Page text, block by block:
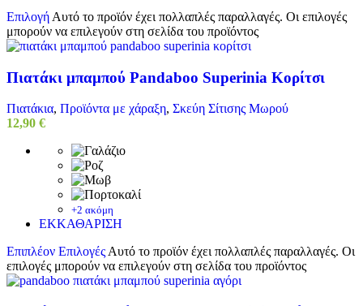
Επιλογή Αυτό το προϊόν έχει πολλαπλές παραλλαγές. Οι επιλογές
μπορούν να επιλεγούν στη σελίδα του προϊόντος
Πιατάκι μπαμπού Pandaboo Superinia Κορίτσι
Πιατάκια, Προϊόντα με χάραξη, Σκεύη Σίτισης Μωρού
12,90 €
+2 ακόμη
ΕΚΚΑΘΑΡΙΣΗ
Επιπλέον Επιλογές Αυτό το προϊόν έχει πολλαπλές παραλλαγές. Οι
επιλογές μπορούν να επιλεγούν στη σελίδα του προϊόντος